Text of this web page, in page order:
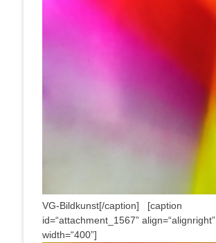
VG-Bildkunst[/caption] [cap­ti­on
id=“attachment_1567” align=“alignright”
width=“400”]